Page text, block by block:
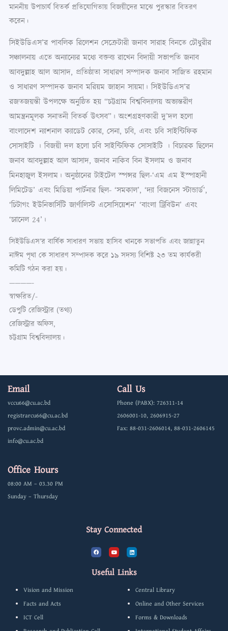
মাননীয় উপাচার্য বিতর্ক প্রতিযোগিতায় বিজয়ীদের মাঝে পুরস্কার বিতরণ
করেন।
সিইউডিএস’র পাবলিক রিলেশন সেক্রেটারী জনাব সারাহ বিনতে চৌধুরীর
সঞ্চালনায় এতে অন্যান্যের মধ্যে বক্তব্য রাখেন বিদায়ী সভাপতি জনাব
আবদুল্লাহ আল আসাদ, প্রতিষ্ঠাতা সাধারণ সম্পাদক জনাব সাজিত রহমান
ও সাধারণ সম্পাদক জনাব মরিয়ম জাহান সায়মা। সিইউডিএস’র
রজতজয়ন্তী উপলক্ষে অনুষ্ঠিত হয় “চট্টগ্রাম বিশ্ববিদ্যালয় অভ্যন্তরীণ
আমন্ত্রনমূলক সনাতনী বিতর্ক উৎসব”। অংশগ্রহণকারী দু’দল হলো
বাংলাদেশ ন্যাশনাল ক্যাডেট কোর, সেনা, চবি, এবং চবি সাইন্টিফিক
সোসাইটি । বিজয়ী দল হলো চবি সাইন্টিফিক সোসাইটি । বিচারক ছিলেন
জনাব আবদুল্লাহ আল আসাদ, জনাব নাকিব বিন ইসলাম ও জনাব
মিনহাজুল ইসলাম। অনুষ্ঠানের টাইটেল স্পন্সর ছিল-‘এম এম ইস্পাহানী
লিমিটেড’ এবং মিডিয়া পার্টনার ছিল- ‘সমকাল’, ‘দ্যা বিজনেস স্টান্ডার্ড’,
‘চিটাগং ইউনিভার্সিটি জার্ণালিস্ট এসোসিয়েশন’ ‘বাংলা ট্রিবিউন’ এবং
‘চ্যানেল 24’।
সিইউডিএস’র বার্ষিক সাধারণ সভায় হাসিব খানকে সভাপতি এবং জান্নাতুন
নাঈম পৃথা কে সাধারণ সম্পাদক করে ১৯ সদস্য বিশিষ্ট ২৩ তম কার্যকরী
কমিটি গঠন করা হয়।
————-
স্বাক্ষরিত/-
ডেপুটি রেজিস্ট্রার (তথ্য)
রেজিস্ট্রার অফিস,
চট্টগ্রাম বিশ্ববিদ্যালয়।
Email
vccu66@cu.ac.bd
registrarcu66@cu.ac.bd
provc.admin@cu.ac.bd
info@cu.ac.bd
Call Us
Phone (PABX): 726311-14
2606001-10, 2606915-27
Fax: 88-031-2606014, 88-031-2606145
Office Hours
08:00 AM – 03.30 PM
Sunday – Thursday
Stay Connected
F
a
c
b
o
Y
o
u
u
b
L
i
n
d
Useful Links
Vision and Mission
Facts and Acts
ICT Cell
Central Library
Online and Other Services
Forms & Downloads